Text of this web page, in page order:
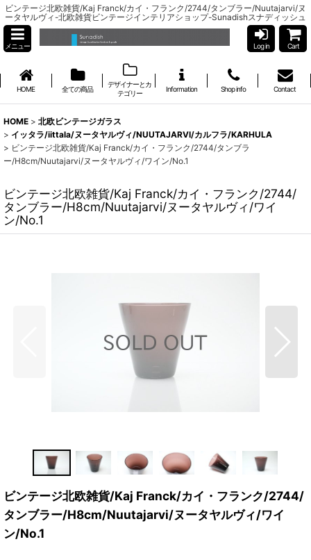
ビンテージ北欧雑貨/Kaj Franck/カイ・フランク/2744/タンブラー/Nuutajarvi/ヌ
ータヤルヴィ-北欧雑貨ビンテージインテリアショップ-Sunadishスナディッシュ
メニュー Log in Cart
HOME 全ての商品
デザイナーとカ
テゴリー
Information Shop info Contact
HOME > 北欧ビンテージガラス
> イッタラ/iittala/ヌータヤルヴィ/NUUTAJARVI/カルフラ/KARHULA
> ビンテージ北欧雑貨/Kaj Franck/カイ・フランク/2744/タンブラ
ー/H8cm/Nuutajarvi/ヌータヤルヴィ/ワイン/No.1
ビンテージ北欧雑貨/Kaj Franck/カイ・フランク/2744/
タンブラー/H8cm/Nuutajarvi/ヌータヤルヴィ/ワイ
ン/No.1
ビンテージ北欧雑貨/Kaj Franck/カイ・フランク/2744/
タンブラー/H8cm/Nuutajarvi/ヌータヤルヴィ/ワイ
ン/No.1